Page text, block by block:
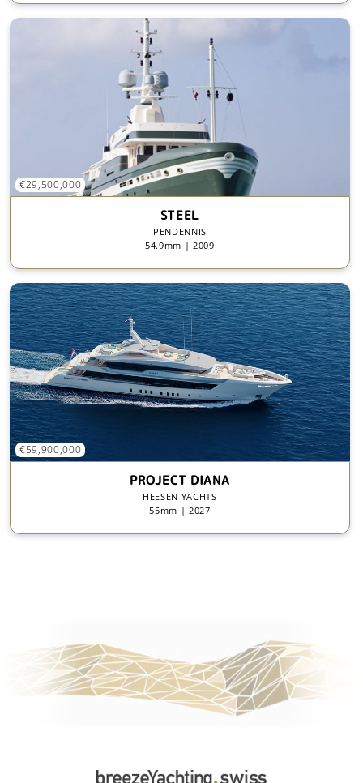
€29,500,000
STEEL
PENDENNIS
54.9mm | 2009
€59,900,000
PROJECT DIANA
HEESEN YACHTS
55mm | 2027